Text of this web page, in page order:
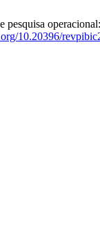
10.20396/